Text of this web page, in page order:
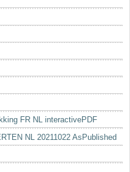
FR NL interactivePDF
NL 20211022 AsPublished